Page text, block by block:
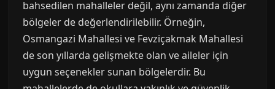
bahsedilen mahalleler değil, aynı zamanda diğer
bölgeler de değerlendirilebilir. Örneğin,
Osmangazi Mahallesi ve Fevziçakmak Mahallesi
de son yıllarda gelişmekte olan ve aileler için
uygun seçenekler sunan bölgelerdir. Bu